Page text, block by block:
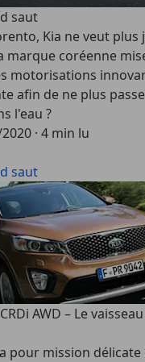
saut
Kia ne veut plus
marque coréenne
motorisations
afin de ne plus
l'eau ?
· 4 min lu
saut
AWD – Le
pour mission